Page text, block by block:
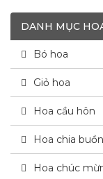
DANH MỤC
Bó hoa
Giỏ hoa
Hoa cầu hôn
Hoa chia buồn
Hoa chúc